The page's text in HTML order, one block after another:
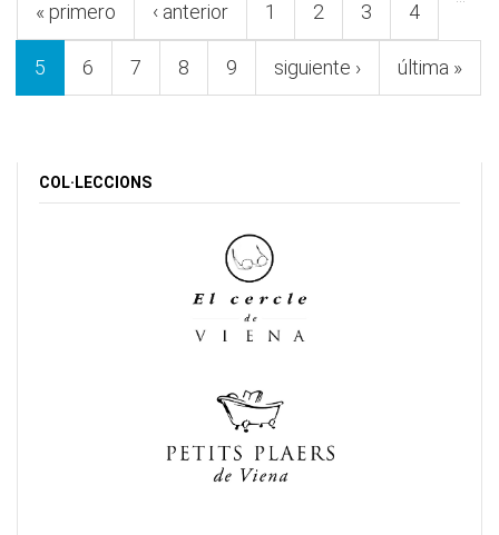
« primero ‹ anterior 1 2 3 4
5 6 7 8 9 siguiente › última »
COL·LECCIONS